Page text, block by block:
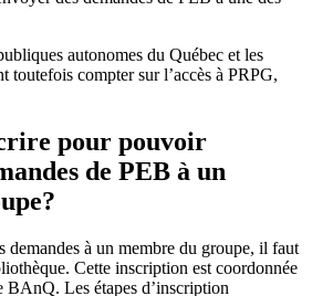
autonomes du Québec et les
compter sur l’accès à PRPG,
pour pouvoir
de PEB à un
demandes à un membre du groupe, il faut
Cette inscription est coordonnée
Les étapes d’inscription